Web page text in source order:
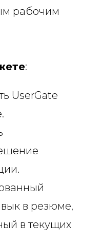
рабочим
:
UserGate
в резюме,
в текущих